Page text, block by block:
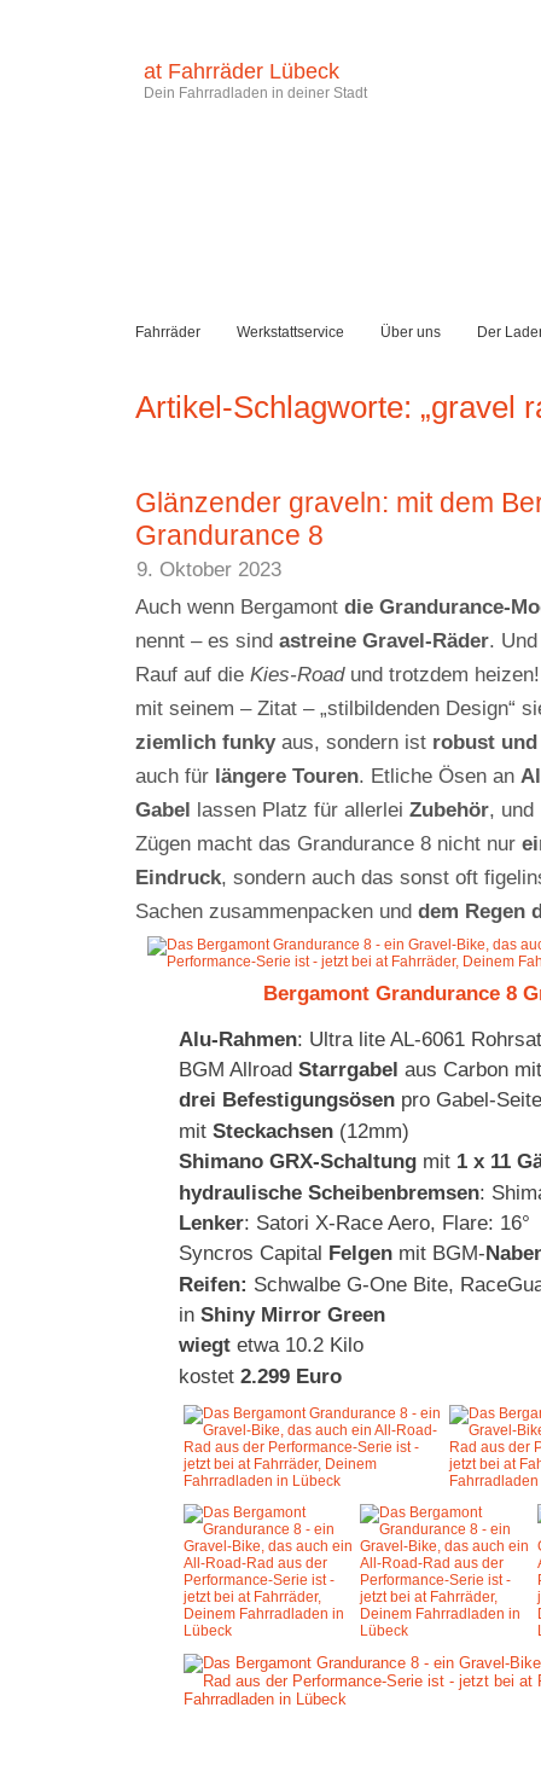
at Fahrräder Lübeck
Dein Fahrradladen in deiner Stadt
Fahrräder Werkstattservice Über uns Der
Artikel-Schlagworte: „gravel
Glänzender graveln: mit dem
Grandurance 8
9. Oktober 2023
Auch wenn Bergamont die Grandurance-
nennt – es sind astreine Gravel-Räder.
Rauf auf die Kies-Roadund trotzdem
mit seinem – Zitat – „stilbildenden Design“
ziemlich funkyaus, sondern ist robust
auch für längere Touren. Etliche Ösen an
Gabel lassen Platz für allerlei Zubehör, und
Zügen macht das Grandurance 8 nicht nur
Eindruck, sondern auch das sonst oft
Sachen zusammenpacken und dem Regen
Bergamont Grandurance 8
Alu-Rahmen: Ultra lite AL-6061
BGM Allroad Starrgabel aus Carbon
drei Befestigungsösen pro Gabel-Seite
mit Steckachsen (12mm)
Shimano GRX-Schaltung mit 1 x 11
hydraulische Scheibenbremsen:
Lenker: Satori X-Race Aero, Flare: 16°
Syncros Capital Felgen mit BGM-
Reifen: Schwalbe G-One Bite,
in Shiny Mirror Green
wiegt etwa 10.2 Kilo
kostet 2.299 Euro